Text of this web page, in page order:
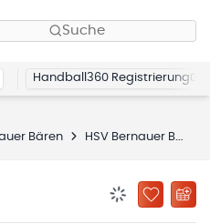
Suche
Handball360 Registrierung
Bären HSV Bernauer Bären
ZU